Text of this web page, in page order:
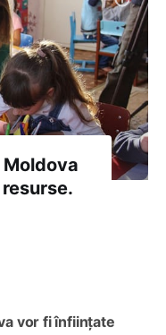
vor fi înființate